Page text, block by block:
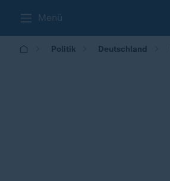
Menü
Politik Deutschland